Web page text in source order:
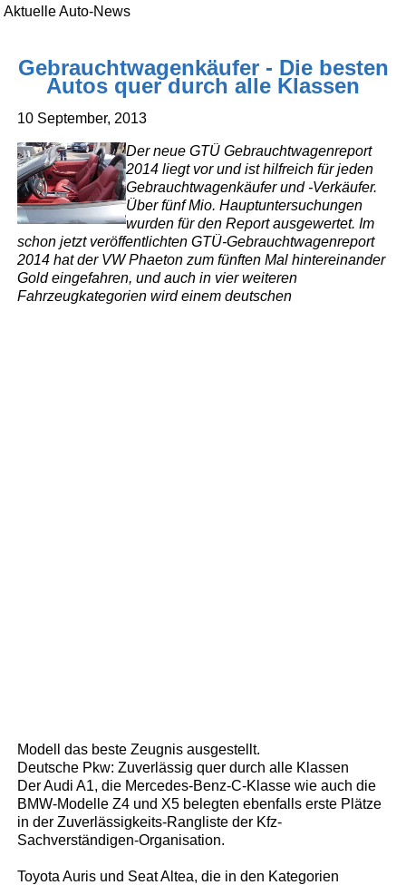
Aktuelle Auto-News
Gebrauchtwagenkäufer - Die besten
Autos quer durch alle Klassen
10 September, 2013
Der neue GTÜ Gebrauchtwagenreport
2014 liegt vor und ist hilfreich für jeden
Gebrauchtwagenkäufer und -Verkäufer.
Über fünf Mio. Hauptuntersuchungen
wurden für den Report ausgewertet. Im
schon jetzt veröffentlichten GTÜ-Gebrauchtwagenreport
2014 hat der VW Phaeton zum fünften Mal hintereinander
Gold eingefahren, und auch in vier weiteren
Fahrzeugkategorien wird einem deutschen
Modell das beste Zeugnis ausgestellt.
Deutsche Pkw: Zuverlässig quer durch alle Klassen
Der Audi A1, die Mercedes-Benz-C-Klasse wie auch die
BMW-Modelle Z4 und X5 belegten ebenfalls erste Plätze
in der Zuverlässigkeits-Rangliste der Kfz-
Sachverständigen-Organisation.
Toyota Auris und Seat Altea, die in den Kategorien